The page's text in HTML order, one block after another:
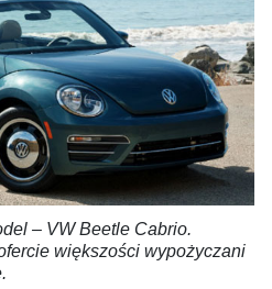
– VW Beetle Cabrio.
większości wypożyczani